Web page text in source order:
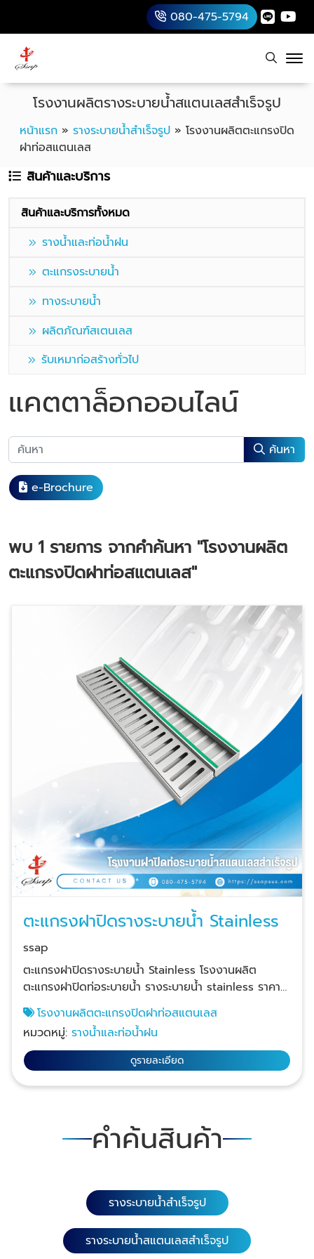
080-475-5794
หน้าแรก » รางระบายน้ำสำเร็จรูป » โรงงานผลิตตะแกรงปิด
ฝาท่อสแตนเลส
โรงงานผลิตรางระบายน้ำสแตนเลสสำเร็จรูป
สินค้าและบริการ
สินค้าและบริการทั้งหมด
รางน้ำและท่อน้ำฝน
ตะแกรงระบายน้ำ
ทางระบายน้ำ
ผลิตภัณฑ์สเตนเลส
รับเหมาก่อสร้างทั่วไป
แคตตาล็อกออนไลน์
ค้นหา
e-Brochure
พบ 1 รายการ จากคำค้นหา "โรงงานผลิต
ตะแกรงปิดฝาท่อสแตนเลส"
ตะแกรงฝาปิดรางระบายน้ำ Stainless
ssap
ตะแกรงฝาปิดรางระบายน้ำ Stainless โรงงานผลิต
ตะแกรงฝาปิดท่อระบายน้ำ รางระบายน้ำ stainless ราคา
ปลีก - ส่ง ยินดีให้คำปรึกษาจากผู้เชี่ยวชาญ มีหลายแบบ
หลายขนาดให้เลือก มีสต็อกสินค้าพร้อมจัดส่ง ปรึกษาฟรี!
ออกแบบสวย โมเดิร์นทันสมัย ฝาตะแกรงสแตนเลสปั๊มลาย
นูนกันลื่นและแบบมีแถบยางสีเขียวกันลื่น ใช้ได้อย่าง
ปลอดภัยไม่ลื่นล้มเหยียบสัมผัสสบายไม่บาดคม มีรูระบาย
น้ำได้สะดวก ขนาดพอดี ขนาดฝาตะแกรงสแตนเลสลงตัว
แนบเรียบสนิทปิดแล้วฝาไม่กระดกให้รำคาญ ขอบฝาฟิตปิด
สนิทพอดีไม่คับแต่ไม่หลวม ติดตั้งง่าย โดยไม่ต้องเชื่อ
เลสพื้นรางเรียบ รางระบายน้ำสแตนเลสมีรูระบายและสะดือ
กันกลิ่น และ แผ่นปิดข้าง ใช้ทนคุ้มๆ ผลิตจากสแตนเลสแท้
กัดกร่อนของน้ำยาล้างห้องน้ำ ล้างทำความสะอาดง่ายไม่
โรงงานผลิตตะแกรงปิดฝาท่อสแตนเลส
หมวดหมู่:รางน้ำและท่อน้ำฝน
ดูรายละเอียด
คำค้นสินค้า
รางระบายน้ำสำเร็จรูป
รางระบายน้ำสแตนเลสสำเร็จรูป